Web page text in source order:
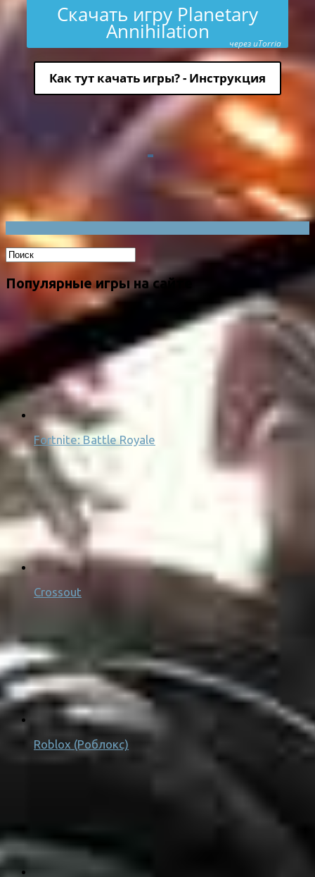
Скачать игру Planetary
Annihilation через uTorria
Как тут качать игры? - Инструкция
Популярные игры на сайте
Fortnite: Battle Royale
Crossout
Roblox (Роблокс)